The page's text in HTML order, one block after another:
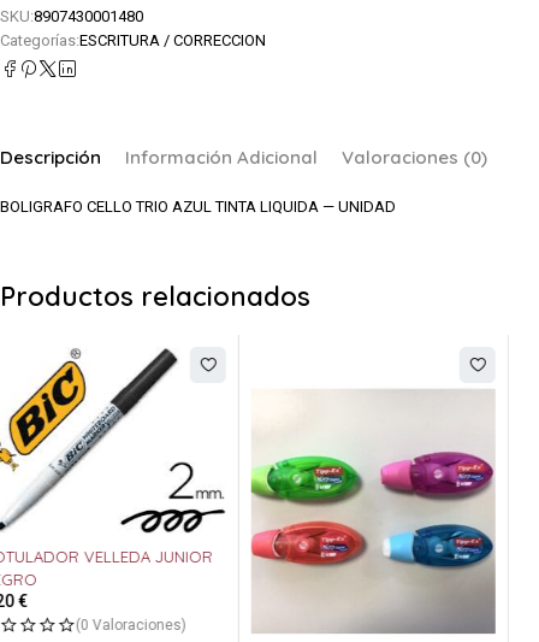
SKU:8907430001480
Categorías:ESCRITURA / CORRECCION
Descripción Información Adicional Valoraciones (0)
BOLIGRAFO CELLO TRIO AZUL TINTA LIQUIDA — UNIDAD
Productos relacionados